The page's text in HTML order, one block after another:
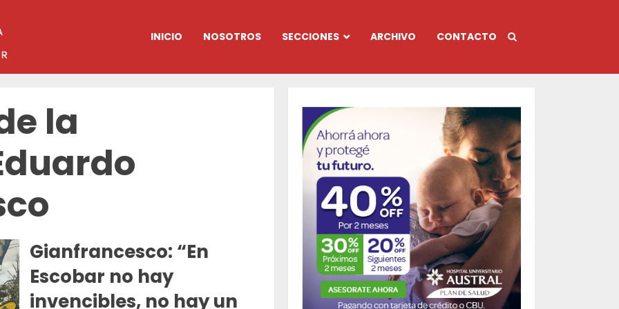
INICIO NOSOTROS SECCIONES ARCHIVO CONTACTO
la
Gianfrancesco: “En
Escobar no hay
invencibles, no hay un